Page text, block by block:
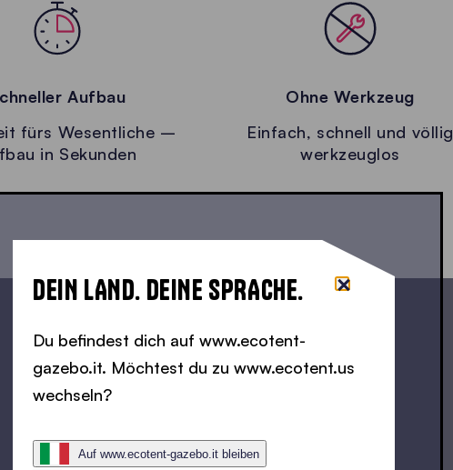
Aufbau
fürs Wesentliche –
in Sekunden
Ohne Werkzeug
Einfach, schnell und völlig
werkzeuglos
DEIN LAND. DEINE SPRACHE.
Du befindest dich auf www.ecotent-
gazebo.it. Möchtest du zu www.ecotent.us
wechseln?
Auf www.ecotent-gazebo.it bleiben